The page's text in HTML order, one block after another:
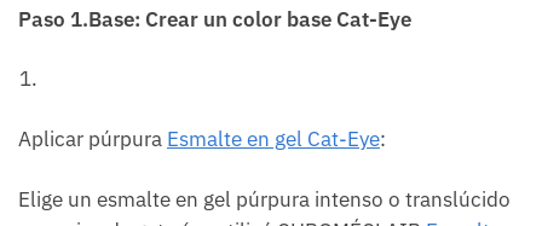
Paso 1.Base: Crear un color base Cat-Eye
Aplicar púrpura Esmalte en gel Cat-Eye:
Elige un esmalte en gel púrpura intenso o translúcido